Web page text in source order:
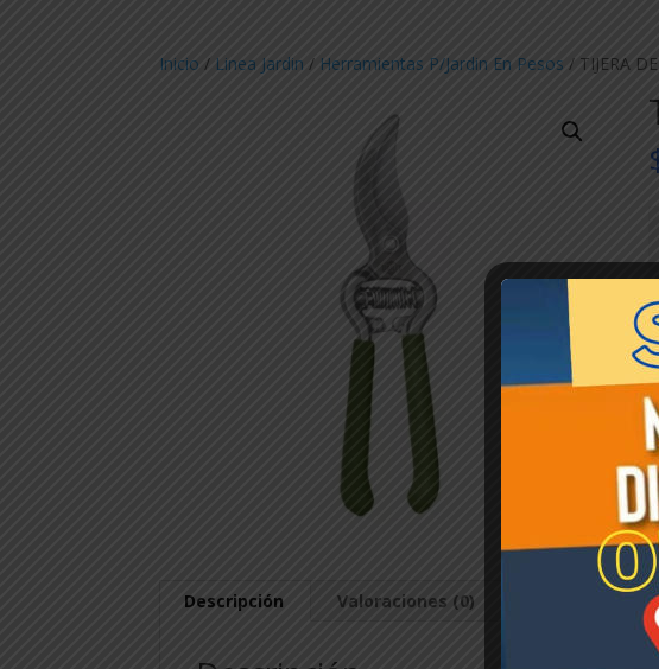
Inicio / Linea Jardin / Herramientas P/Jardin En Pesos / TIJERA
8
-
Descripción Valoraciones (0)